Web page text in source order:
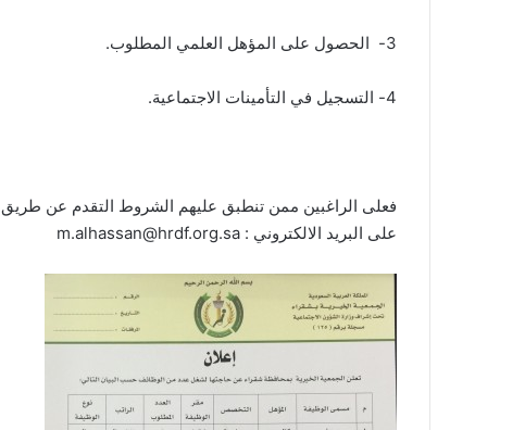
3- الحصول على المؤهل العلمي المطلوب.
4- التسجيل في التأمينات الاجتماعية.
فعلى الراغبين ممن تنطبق عليهم الشروط التقدم عن طريق
على البريد الالكتروني : m.alhassan@hrdf.org.sa